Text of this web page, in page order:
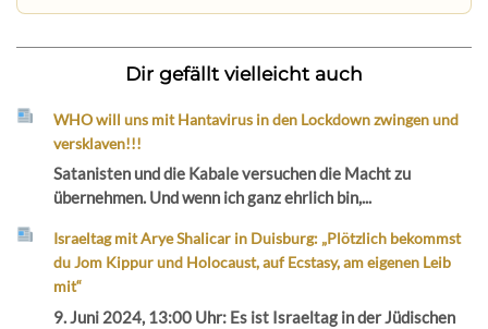
Dir gefällt vielleicht auch
WHO will uns mit Hantavirus in den Lockdown zwingen und
versklaven!!!
Satanisten und die Kabale versuchen die Macht zu
übernehmen. Und wenn ich ganz ehrlich bin,...
Israeltag mit Arye Shalicar in Duisburg: „Plötzlich bekommst
du Jom Kippur und Holocaust, auf Ecstasy, am eigenen Leib
mit“
9. Juni 2024, 13:00 Uhr: Es ist Israeltag in der Jüdischen